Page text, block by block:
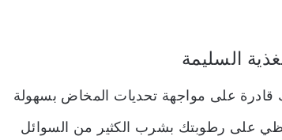
السليمة
على مواجهة تحديات المخاض بسهولة
على رطوبتك بشرب الكثير من السوائل